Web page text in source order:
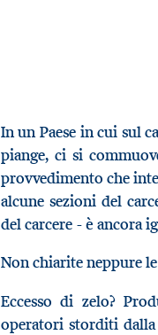
In un Paese in cui sul
piange, ci si
provvedimento che
alcune sezioni del
del carcere - è ancora
Non chiarite neppure
Eccesso di zelo?
operatori storditi dalla